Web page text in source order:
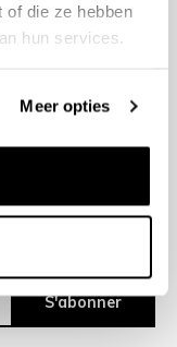
of die ze hebben
hun services.
Meer opties
S'abonner